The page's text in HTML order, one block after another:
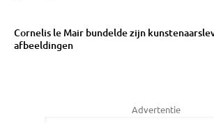
Cornelis le Mair bundelde zijn kunstenaarsleven in 250
afbeeldingen
Advertentie